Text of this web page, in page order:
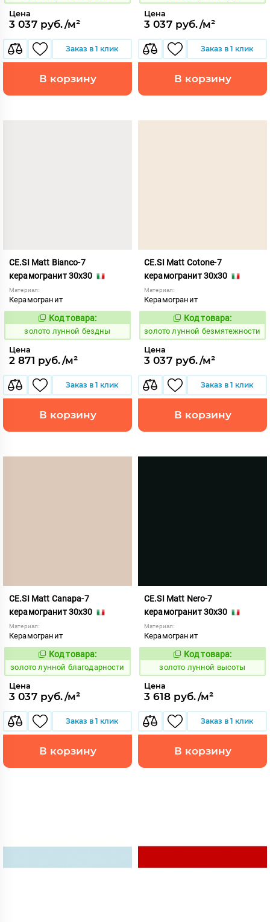
Цена
3 037 руб./м²
Заказ в 1 клик
В корзину
Цена
3 037 руб./м²
Заказ в 1 клик
В корзину
CE.SI Matt Bianco-7
керамогранит 30x30
Материал:
Керамогранит
521877
Код товара:
золото лунной бездны
Цена
2 871 руб./м²
Заказ в 1 клик
В корзину
CE.SI Matt Cotone-7
керамогранит 30x30
Материал:
Керамогранит
521879
Код товара:
золото лунной безмятежности
Цена
3 037 руб./м²
Заказ в 1 клик
В корзину
CE.SI Matt Canapa-7
керамогранит 30x30
Материал:
Керамогранит
521878
Код товара:
золото лунной благодарности
Цена
3 037 руб./м²
Заказ в 1 клик
В корзину
CE.SI Matt Nero-7
керамогранит 30x30
Материал:
Керамогранит
521882
Код товара:
золото лунной высоты
Цена
3 618 руб./м²
Заказ в 1 клик
В корзину